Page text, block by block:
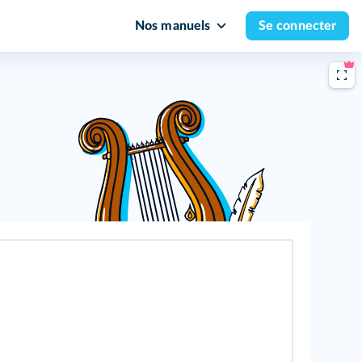
Nos manuels
Se connecter